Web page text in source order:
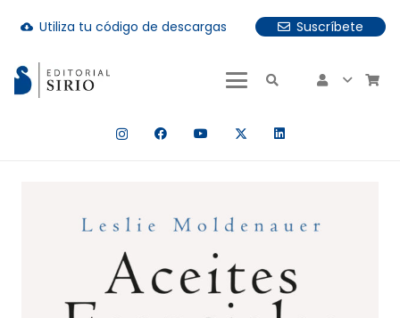
cloud_download Utiliza tu código de descargas
Suscríbete
hay resultados autocompletados, puedes utilizar las